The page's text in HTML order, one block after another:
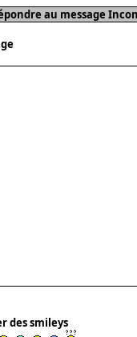
au message
des smileys